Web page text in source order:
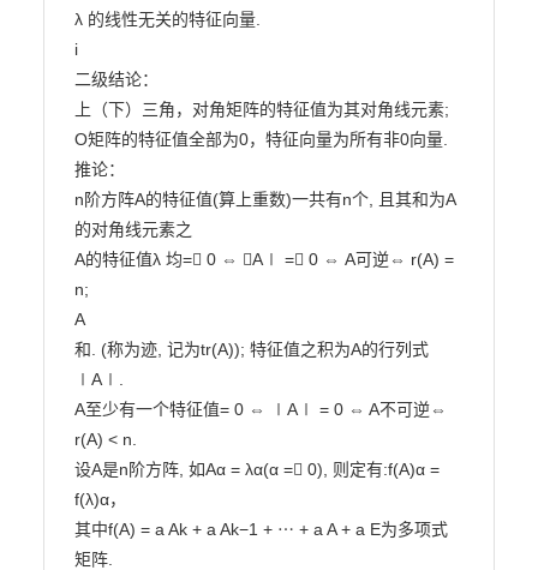
λ 的线性无关的特征向量.
i
二级结论：
上（下）三角，对角矩阵的特征值为其对角线元素;
O矩阵的特征值全部为0，特征向量为所有非0向量.
推论：
n阶方阵A的特征值(算上重数)一共有n个, 且其和为A
的对角线元素之
A的特征值λ 均= 0 ⇔ ∣A∣ = 0 ⇔ A可逆⇔ r(A) =
n;
A
和. (称为迹, 记为tr(A)); 特征值之积为A的行列式
∣A∣.
A至少有一个特征值= 0 ⇔ ∣A∣ = 0 ⇔ A不可逆⇔
r(A) < n.
设A是n阶方阵, 如Aα = λα(α = 0), 则定有:f(A)α =
f(λ)α，
其中f(A) = a Ak + a Ak−1 + ⋯ + a A + a E为多项式
矩阵.